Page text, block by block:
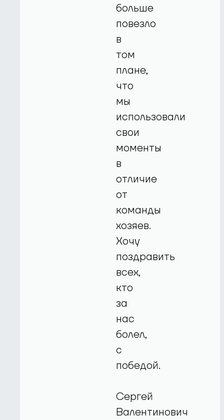
больше
повезло
в
том
плане,
что
мы
использовали
свои
моменты
в
отличие
от
команды
хозяев.
Хочу
поздравить
всех,
кто
за
нас
болел,
с
победой.
Сергей
Валентинович